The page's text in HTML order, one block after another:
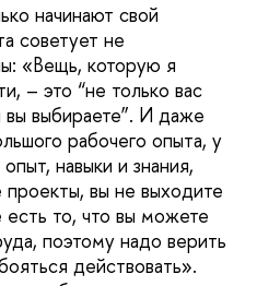
начинают свой
советует не
«Вещь, которую я
– это “не только вас
выбираете”. И даже
рабочего опыта, у
навыки и знания,
вы не выходите
то, что вы можете
поэтому надо верить
действовать».